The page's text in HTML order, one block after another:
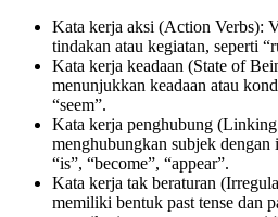
Kata kerja aksi (Action Verbs):
tindakan atau kegiatan, seperti
Kata kerja keadaan (State of
menunjukkan keadaan atau
“seem”.
Kata kerja penghubung
menghubungkan subjek dengan
“is”, “become”, “appear”.
Kata kerja tak beraturan
memiliki bentuk past tense dan